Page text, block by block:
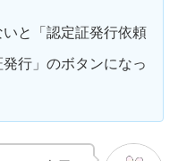
と「認定証発行依頼
行」のボタンになっ